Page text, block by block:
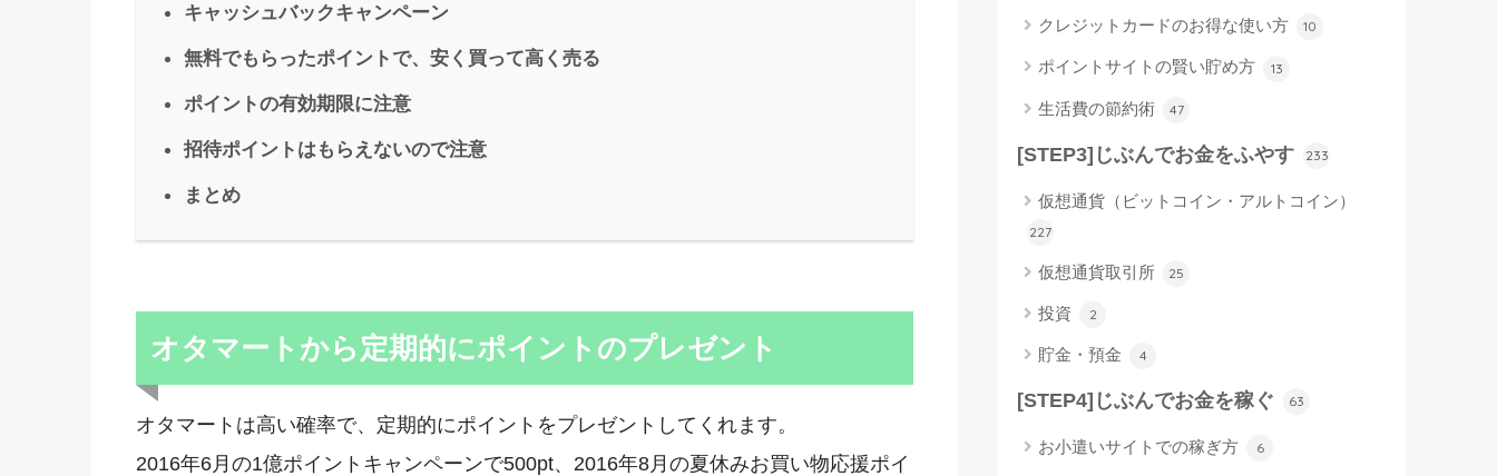
キャッシュバックキャンペーン
無料でもらったポイントで、安く買って高く売る
ポイントの有効期限に注意
招待ポイントはもらえないので注意
まとめ
オタマートから定期的にポイントのプレゼント
オタマートは高い確率で、定期的にポイントをプレゼントしてくれます。
2016年6月の1億ポイントキャンペーンで500pt、2016年8月の夏休みお買い物応援ポイ
クレジットカードのお得な使い方 10
ポイントサイトの賢い貯め方 13
生活費の節約術 47
[STEP3]じぶんでお金をふやす 233
仮想通貨（ビットコイン・アルトコイン）
227
仮想通貨取引所 25
投資 2
貯金・預金 4
[STEP4]じぶんでお金を稼ぐ 63
お小遣いサイトでの稼ぎ方 6